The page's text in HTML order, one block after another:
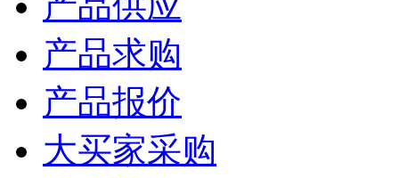
产品求购
产品报价
大买家采购